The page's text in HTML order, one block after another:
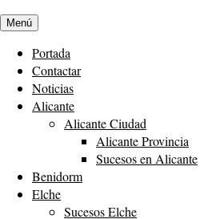
Menú
Portada
Contactar
Noticias
Alicante
Alicante Ciudad
Alicante Provincia
Sucesos en Alicante
Benidorm
Elche
Sucesos Elche